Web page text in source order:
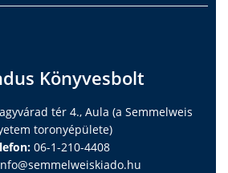
Könyvesbolt
tér 4., Aula (a Semmelweis
toronyépülete)
06-1-210-4408